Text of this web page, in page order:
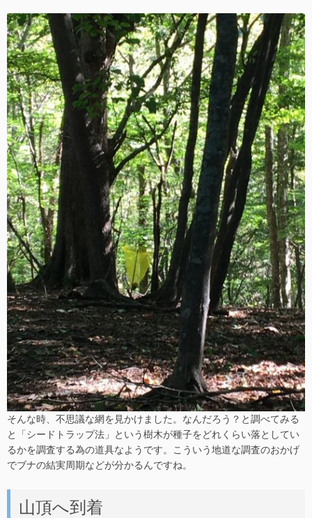
そんな時、不思議な網を見かけました。なんだろう？と調べてみる
と「シードトラップ法」という樹木が種子をどれくらい落としてい
るかを調査する為の道具なようです。こういう地道な調査のおかげ
でブナの結実周期などが分かるんですね。
山頂へ到着